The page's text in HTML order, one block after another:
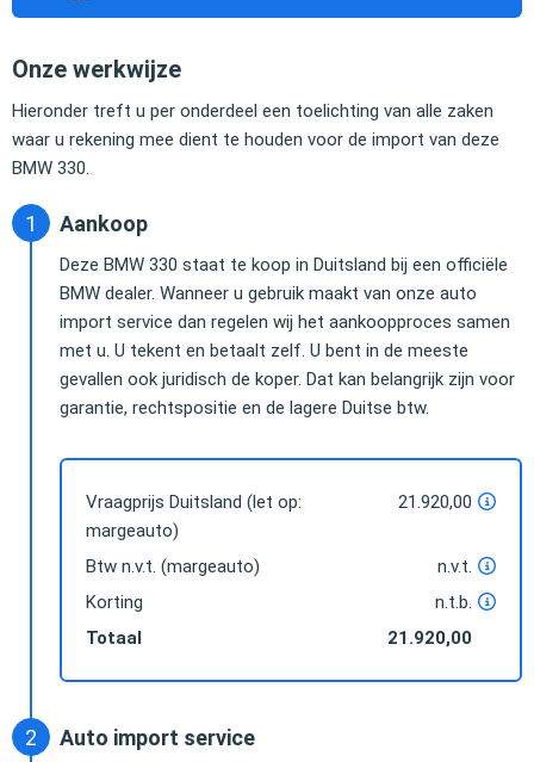
Onze werkwijze
Hieronder treft u per onderdeel een toelichting van alle zaken
waar u rekening mee dient te houden voor de import van deze
BMW 330.
Aankoop
Deze BMW 330 staat te koop in Duitsland bij een officiële
BMW dealer. Wanneer u gebruik maakt van onze auto
import service dan regelen wij het aankoopproces samen
met u. U tekent en betaalt zelf. U bent in de meeste
gevallen ook juridisch de koper. Dat kan belangrijk zijn voor
garantie, rechtspositie en de lagere Duitse btw.
Vraagprijs Duitsland (let op:
margeauto)
21.920,00
Btw n.v.t. (margeauto)
n.v.t.
Korting
n.t.b.
Totaal
21.920,00
Auto import service